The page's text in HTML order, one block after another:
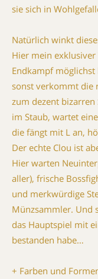
sie sich in
Natürlich winkt
Hier mein
Endkampf möglichst
sonst verkommt die
zum dezent bizarren
im Staub, wartet
die fängt mit L an,
Der echte Clou ist
Hier warten
aller), frische
und merkwürdige
Münzsammler. Und
das Hauptspiel mit
bestanden habe…
+ Farben und